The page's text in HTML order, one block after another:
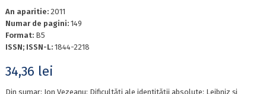
An aparitie: 2011
Numar de pagini: 149
Format: B5
ISSN; ISSN-L: 1844-2218
34,36 lei
Din sumar: Ion Vezeanu: Dificultăți ale identității absolute: Leibniz și